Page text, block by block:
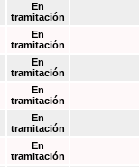
En
tramitación
En
tramitación
En
tramitación
En
tramitación
En
tramitación
En
tramitación